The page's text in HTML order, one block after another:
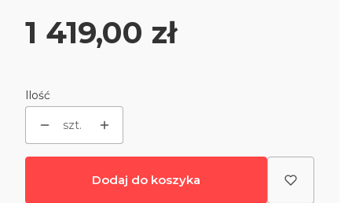
Cena
1 419,00 zł
Ilość
szt.
Dodaj do koszyka